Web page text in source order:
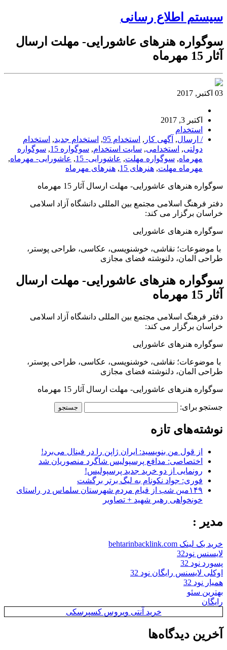
سیستم اطلاع رسانی
سوگواره هنرهای عاشورایی- مهلت ارسال
آثار 15 مهرماه
03 اکتبر, 2017
اکتبر 3, 2017
استخدام
/ ارسال, آگهی کار , استخدام 95 , استخدام جدید, استخدام
دولتی, استخدامی, سایت استخدام, سوگواره 15 , سوگواره
مهرماه, سوگواره مهلت, عاشورایی- 15 , عاشورایی- مهرماه,
مهرماه مهلت, هنرهای 15 , هنرهای مهرماه
سوگواره هنرهای عاشورایی- مهلت ارسال آثار 15 مهرماه
دفتر فرهنگ اسلامی مجتمع بین المللی دانشگاه آزاد اسلامی
خراسان برگزار می کند:
سوگواره هنرهای عاشورایی
با موضوعات؛ نقاشی، خوشنویسی، عکاسی، طراحی پوستر،
طراحی المان، دلنوشته فضای مجازی
سوگواره هنرهای عاشورایی- مهلت ارسال
آثار 15 مهرماه
دفتر فرهنگ اسلامی مجتمع بین المللی دانشگاه آزاد اسلامی
خراسان برگزار می کند:
سوگواره هنرهای عاشورایی
با موضوعات؛ نقاشی، خوشنویسی، عکاسی، طراحی پوستر،
طراحی المان، دلنوشته فضای مجازی
سوگواره هنرهای عاشورایی- مهلت ارسال آثار 15 مهرماه
جستجو برای:
نوشته‌های تازه
از قول من بنویسید: ایران ژاپن را در فینال می‌برد!
اختصاصی: مدافع پرسپولیس شاگرد منصوریان شد
رونمایی از دو خرید جدید پرسپولیس!
فوری: جواد نکونام به لیگ برتر برگشت
۱۴۹مین شب از قیام مردم شهرستان سلماس در راستای
خونخواهی رهبر شهید + تصاویر
مدیر :
خرید بک لینک behtarinbacklink.com
لایسنس نود32
پسورد نود 32
اوکلی لایسنس رایگان نود 32
همیار نود 32
بهترین سئو
رایگان
خرید آنتی ویروس کسپرسکی
آخرین دیدگاه‌ها